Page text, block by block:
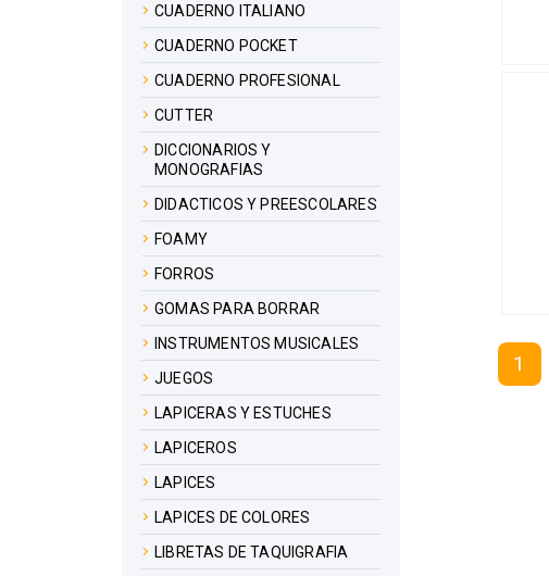
CUADERNO ITALIANO
CUADERNO POCKET
CUADERNO PROFESIONAL
CUTTER
DICCIONARIOS Y
MONOGRAFIAS
DIDACTICOS Y PREESCOLARES
FOAMY
FORROS
GOMAS PARA BORRAR
INSTRUMENTOS MUSICALES
JUEGOS
LAPICERAS Y ESTUCHES
LAPICEROS
LAPICES
LAPICES DE COLORES
LIBRETAS DE TAQUIGRAFIA
1